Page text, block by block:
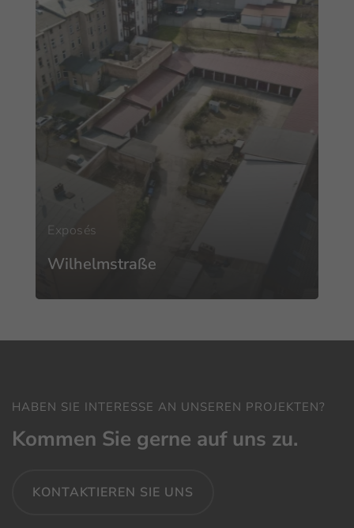
Exposés
Wilhelmstraße
HABEN SIE INTERESSE AN UNSEREN PROJEKTEN?
Kommen Sie gerne auf uns zu.
KONTAKTIEREN SIE UNS